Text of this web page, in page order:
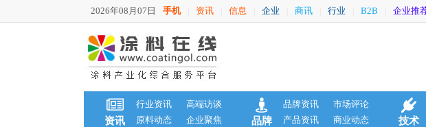
2026年08月07日 手机 资讯 信息 企业 商讯 行业 B2B 企业推
资讯
行业资讯
高端访谈
原料动态
企业聚焦 品牌
品牌资讯
市场评论
产品资讯
商业动态 技术